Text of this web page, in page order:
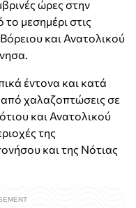
ώρες στην
μεσημέρι στις
και Ανατολικού
έντονα και κατά
χαλαζοπτώσεις σε
και Ανατολικού
της
και της Νότιας